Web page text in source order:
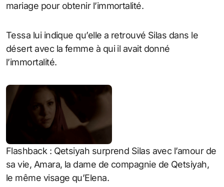
mariage pour obtenir l’immortalité.
Tessa lui indique qu’elle a retrouvé Silas dans le
désert avec la femme à qui il avait donné
l’immortalité.
Flashback : Qetsiyah surprend Silas avec l’amour de
sa vie, Amara, la dame de compagnie de Qetsiyah,
le même visage qu’Elena.